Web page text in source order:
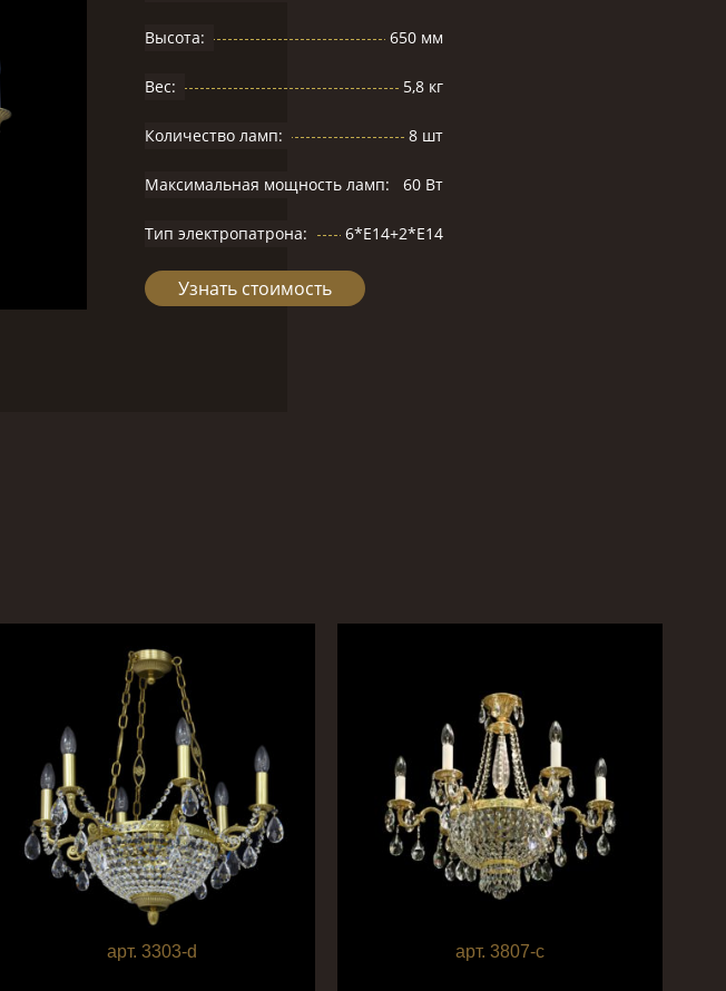
Высота: 650 мм
Вес: 5,8 кг
Количество ламп: 8 шт
Максимальная мощность ламп: 60 Вт
Тип электропатрона: 6*Е14+2*Е14
Узнать стоимость
арт. 3303-d арт. 3807-c